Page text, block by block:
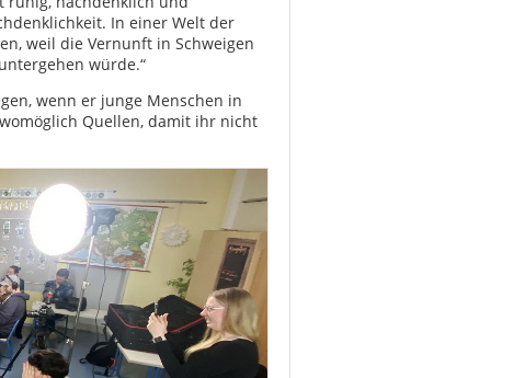
In einer Welt der
weil die Vernunft in Schweigen
würde.“
wenn er junge Menschen in
Quellen, damit ihr nicht